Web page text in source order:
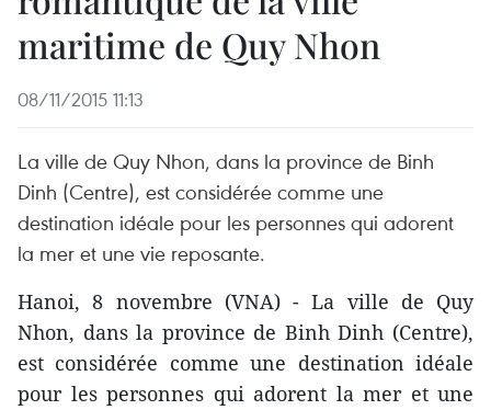
maritime de Quy Nhon
08/11/2015 11:13
La ville de Quy Nhon, dans la province de Binh
Dinh (Centre), est considérée comme une
destination idéale pour les personnes qui adorent
la mer et une vie reposante.
Hanoi, 8 novembre (VNA) - La ville de Quy
Nhon, dans la province de Binh Dinh (Centre),
est considérée comme une destination idéale
pour les personnes qui adorent la mer et une